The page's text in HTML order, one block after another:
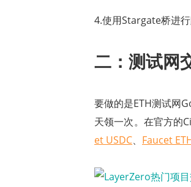
4.使用Stargate桥进
二：测试网
要做的是ETH测试网
天领一次。在官方的
et USDC、 Faucet